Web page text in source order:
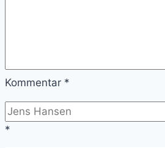
Kommentar *
*